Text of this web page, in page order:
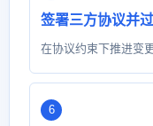
签署三方协议并
在协议约束下推进变